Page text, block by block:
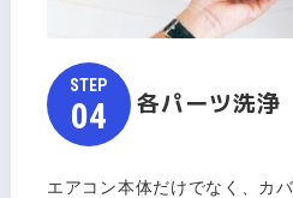
STEP​​​​​
​​​​​​​04 各パーツ洗浄
エアコン本体だけでなく、カ